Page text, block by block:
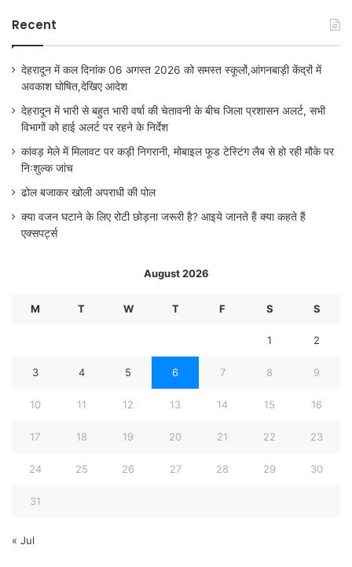
Recent
देहरादून में कल दिनांक 06 अगस्त 2026 को समस्त स्कूलों,आंगनबाड़ी केंद्रों में
अवकाश घोषित,देखिए आदेश
देहरादून में भारी से बहुत भारी वर्षा की चेतावनी के बीच जिला प्रशासन अलर्ट, सभी
विभागों को हाई अलर्ट पर रहने के निर्देश
कांवड़ मेले में मिलावट पर कड़ी निगरानी, मोबाइल फूड टेस्टिंग लैब से हो रही मौके पर
निःशुल्क जांच
ढोल बजाकर खोली अपराधी की पोल
क्या वजन घटाने के लिए रोटी छोड़ना जरूरी है? आइये जानते हैं क्या कहते हैं
एक्सपर्ट्स
August 2026
M T W T F S S
1 2
3 4 5 6 7 8 9
10 11 12 13 14 15 16
17 18 19 20 21 22 23
24 25 26 27 28 29 30
31
« Jul